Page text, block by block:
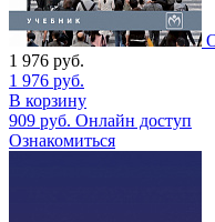
1 976 руб.
1 976 руб.
В корзину
909 руб. Онлайн доступ
Ознакомиться